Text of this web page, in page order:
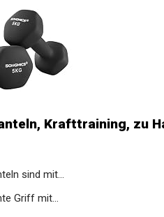
sind mit...
Griff mit...